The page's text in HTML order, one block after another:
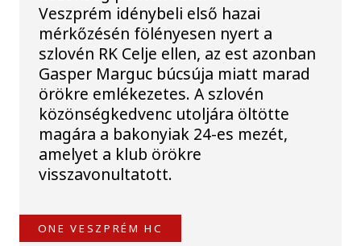
Veszprém idénybeli első hazai
mérkőzésén fölényesen nyert a
szlovén RK Celje ellen, az est azonban
Gasper Marguc búcsúja miatt marad
örökre emlékezetes. A szlovén
közönségkedvenc utoljára öltötte
magára a bakonyiak 24-es mezét,
amelyet a klub örökre
visszavonultatott.
ONE VESZPRÉM HC